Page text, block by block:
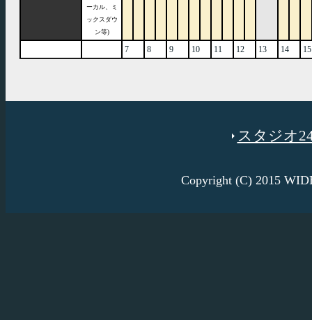
ーカル、ミ
ックスダウ
ン等)
7 8 9 10 11 12 13 14 15
スタジオ
Copyright (C) 2015